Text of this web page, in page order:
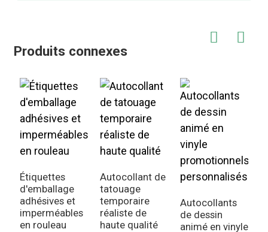
Produits connexes
Étiquettes
d'emballage
adhésives et
imperméables
en rouleau
Autocollant de
tatouage
temporaire
réaliste de
haute qualité
Autocollants
de dessin
animé en vinyle